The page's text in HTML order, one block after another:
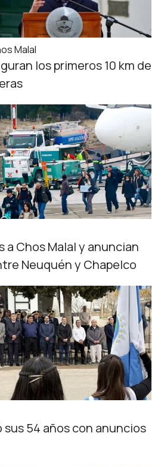
Malal
los primeros 10 km de
a Chos Malal y anuncian
Neuquén y Chapelco
sus 54 años con anuncios